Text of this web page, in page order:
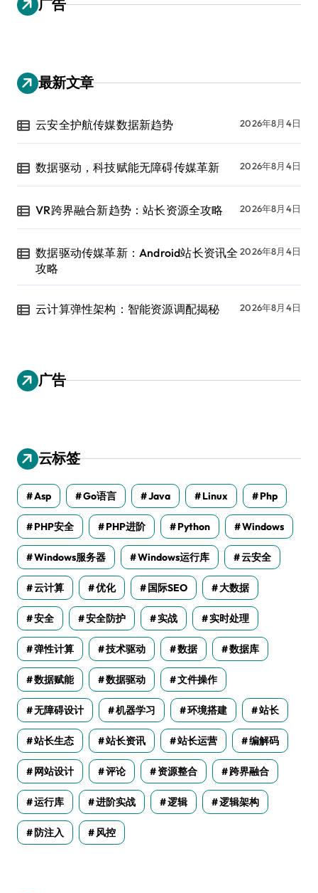
广告
最新文章
云安全护航传媒数据新趋势 2026年8月4日
数据驱动，科技赋能无障碍传媒革新 2026年8月4日
VR跨界融合新趋势：站长资源全攻略 2026年8月4日
数据驱动传媒革新：Android站长资讯全
攻略
2026年8月4日
云计算弹性架构：智能资源调配揭秘 2026年8月4日
广告
云标签
Asp Go语言 Java Linux Php
PHP安全 PHP进阶 Python Windows
Windows服务器 Windows运行库 云安全
云计算 优化 国际SEO 大数据
安全 安全防护 实战 实时处理
弹性计算 技术驱动 数据 数据库
数据赋能 数据驱动 文件操作
无障碍设计 机器学习 环境搭建 站长
站长生态 站长资讯 站长运营 编解码
网站设计 评论 资源整合 跨界融合
运行库 进阶实战 逻辑 逻辑架构
防注入 风控